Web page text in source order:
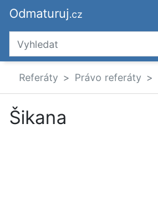
Odmaturuj.cz
Referáty Právo referáty
Šikana